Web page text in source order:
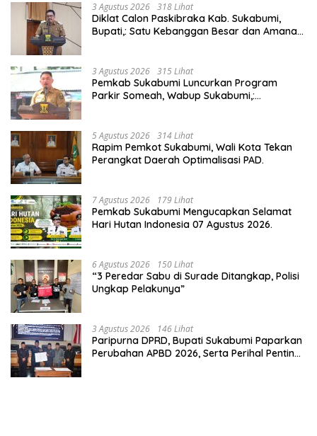
3 Agustus 2026 318 Lihat
Diklat Calon Paskibraka Kab. Sukabumi,
Bupati,: Satu Kebanggan Besar dan Amanah
3 Agustus 2026 315 Lihat
Pemkab Sukabumi Luncurkan Program
Parkir Someah, Wabup Sukabumi,:
5 Agustus 2026 314 Lihat
Rapim Pemkot Sukabumi, Wali Kota Tekan
Perangkat Daerah Optimalisasi PAD.
7 Agustus 2026 179 Lihat
Pemkab Sukabumi Mengucapkan Selamat
Hari Hutan Indonesia 07 Agustus 2026.
6 Agustus 2026 150 Lihat
“3 Peredar Sabu di Surade Ditangkap, Polisi
Ungkap Pelakunya”
3 Agustus 2026 146 Lihat
Paripurna DPRD, Bupati Sukabumi Paparkan
Perubahan APBD 2026, Serta Perihal Penting